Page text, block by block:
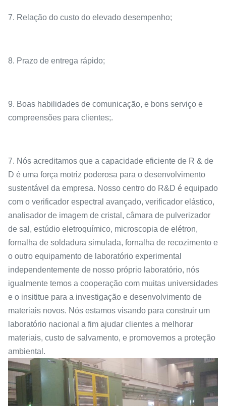
7. Relação do custo do elevado desempenho;
8. Prazo de entrega rápido;
9. Boas habilidades de comunicação, e bons serviço e
compreensões para clientes;.
7. Nós acreditamos que a capacidade eficiente de R & de
D é uma força motriz poderosa para o desenvolvimento
sustentável da empresa. Nosso centro do R&D é equipado
com o verificador espectral avançado, verificador elástico,
analisador de imagem de cristal, câmara de pulverizador
de sal, estúdio eletroquímico, microscopia de elétron,
fornalha de soldadura simulada, fornalha de recozimento e
o outro equipamento de laboratório experimental
independentemente de nosso próprio laboratório, nós
igualmente temos a cooperação com muitas universidades
e o insititue para a investigação e desenvolvimento de
materiais novos. Nós estamos visando para construir um
laboratório nacional a fim ajudar clientes a melhorar
materiais, custo de salvamento, e promovemos a proteção
ambiental.